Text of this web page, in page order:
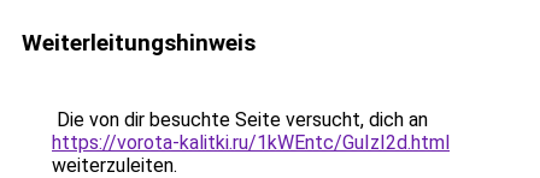
Weiterleitungshinweis
Die von dir besuchte Seite versucht, dich an
https://vorota-kalitki.ru/1kWEntc/GuIzI2d.html
weiterzuleiten.